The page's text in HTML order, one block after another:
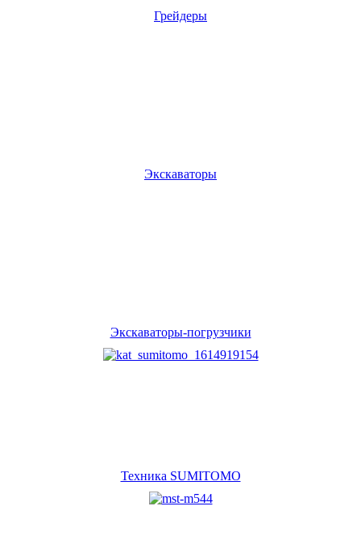
Грейдеры
Экскаваторы
Экскаваторы-погрузчики
Техника SUMITOMO